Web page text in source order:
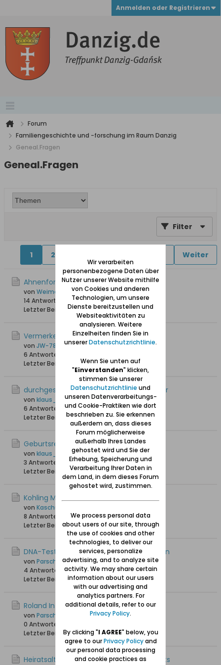
Anmelden oder Registrieren
Forum
Familiengeschichte und -forschung im Raum Danzig
Geneal.Fragen
Geneal.Fragen
Filter
1 2 Weiter
Ahnenforschung und KI
von Weimaraner
14 Antworten
419 Hits0 Likes
Letzter Beitrag29.03.2026, 16:44
Vermerken auf HOK DÄ-FL u.a.
von JW-78
6 Antworten
Letzter Beitrag
17.11.2025, 21:28
durchgestrichene Heimatortskarteiblätter
von klaus_skibowski
6 Antworten
2.780 Hits0 Likes
Letzter Beitrag11.08.2025, 19:49
Geburtsregister ab 1920
von klaus_skibowski
3 Antworten
1.710 Hits0 Likes
Letzter Beitrag
27.07.2025, 16:27
Kohling Melderegister
von Kaschube Peter
8 Antworten
2.571 Hits0 Likes
Letzter Beitrag28.05.2025, 16:30
DNA-Tests - Das Geschäft mit den Genen
von ParschauWossitz
4 Antworten
1.845 Hits0 Likes
Letzter Beitrag28.05.2025, 07:04
Roland Info Grafiken
von ParschauWossitz
0 Antworten
Letzter Beitrag 01.05.2025, 09:47
Heiratsalter zu Beginn des 19. Jahrhunderts
Wir verarbeiten
personenbezogene Daten über
Nutzer unserer Website mithilfe
von Cookies und anderen
Technologien, um unsere
Dienste bereitzustellen und
Websiteaktivitäten zu
analysieren. Weitere
Einzelheiten finden Sie in
unsererDatenschutzrichtlinie.
Wenn Sie unten auf
"Einverstanden" klicken,
stimmen Sie unserer
Datenschutzrichtlinie und
unseren Datenverarbeitungs-
und Cookie-Praktiken wie dort
beschrieben zu. Sie erkennen
außerdem an, dass dieses
Forum möglicherweise
außerhalb Ihres Landes
gehostet wird und Sie der
Erhebung, Speicherung und
Verarbeitung Ihrer Daten in
dem Land, in dem dieses Forum
gehostet wird, zustimmen.
We process personal data
about users of our site, through
the use of cookies and other
technologies, to deliver our
services, personalize
advertising, and to analyze site
activity. We may share certain
information about our users
with our advertising and
analytics partners. For
additional details, refer to our
Privacy Policy.
By clicking "I AGREE" below, you
agree to ourPrivacy Policyand
our personal data processing
and cookie practices as